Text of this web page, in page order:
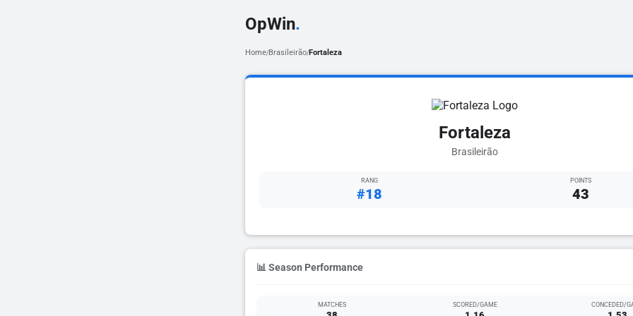
OpWin.
Home/Brasileirão/Fortaleza
Fortaleza
Brasileirão
RANG
#18
POINTS
43
📊 Season Performance
MATCHES SCORED/GAME CONCEDED/